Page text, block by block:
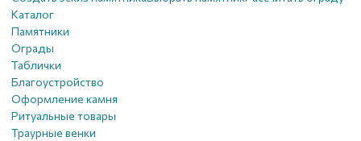
Каталог
Памятники
Ограды
Таблички
Благоустройствo
Оформление камня
Ритуальные товары
Траурные венки